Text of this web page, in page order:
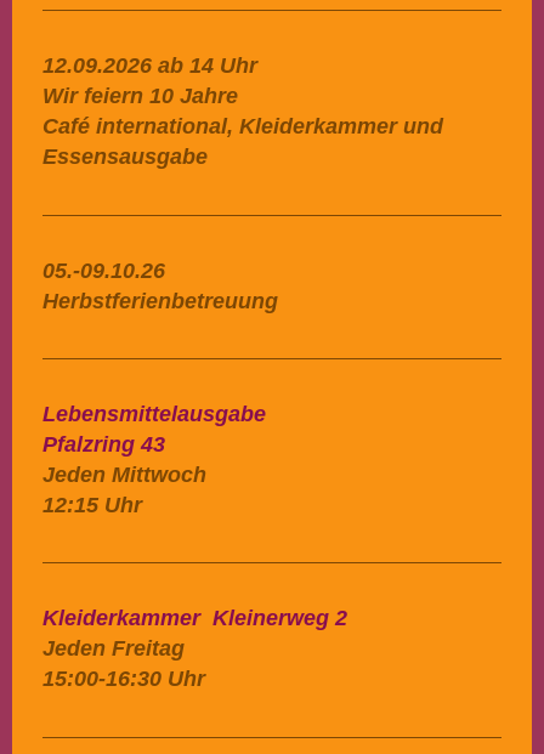
12.09.2026 ab 14 Uhr
Wir feiern 10 Jahre
Café international, Kleiderkammer und
Essensausgabe
05.-09.10.26
Herbstferienbetreuung
Lebensmittelausgabe
Pfalzring 43
Jeden Mittwoch
12:15 Uhr
Kleiderkammer Kleinerweg 2
Jeden Freitag
15:00-16:30 Uhr